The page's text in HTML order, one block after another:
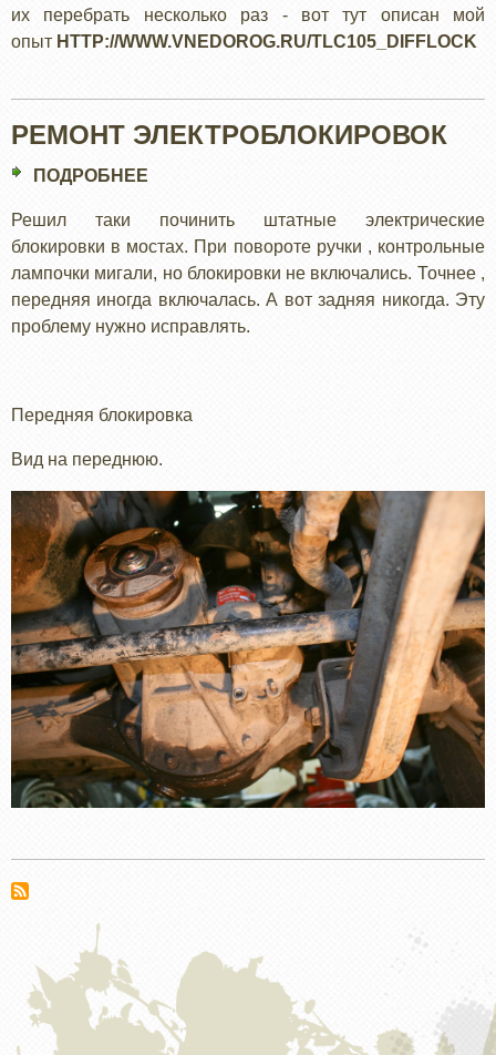
их перебрать несколько раз - вот тут описан мой
опыт HTTP://WWW.VNEDOROG.RU/TLC105_DIFFLOCK
РЕМОНТ ЭЛЕКТРОБЛОКИРОВОК
ПОДРОБНЕЕ
ЭЛЕКТРОБЛОКИРОВОК
Решил таки починить штатные электрические
блокировки в мостах. При повороте ручки , контрольные
лампочки мигали, но блокировки не включались. Точнее ,
передняя иногда включалась. А вот задняя никогда. Эту
проблему нужно исправлять.
Передняя блокировка
Вид на переднюю.